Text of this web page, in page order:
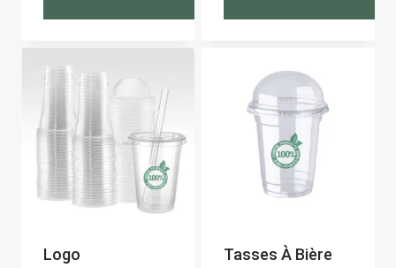
Logo
Tasses À Bière